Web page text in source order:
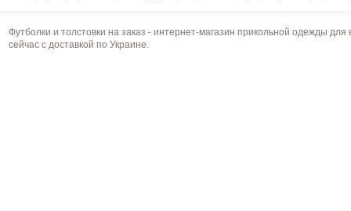
Футболки и толстовки на заказ - интернет-магазин прикольной одежды
сейчас с доставкой по Украине.